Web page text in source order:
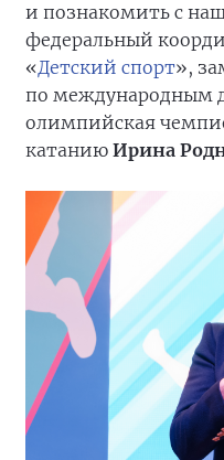
и познакомить с
федеральный
«Детский спорт»,
по международным
олимпийская
катанию Ирина